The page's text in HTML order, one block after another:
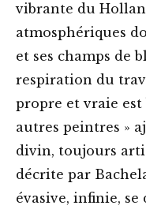
vibrante du
atmosphériques
et ses champs de
respiration du
propre et vraie
autres peintres »
divin, toujours
décrite par
évasive, infinie,